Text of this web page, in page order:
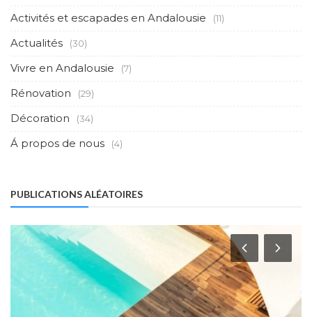
Activités et escapades en Andalousie (11)
Actualités (30)
Vivre en Andalousie (7)
Rénovation (29)
Décoration (34)
Á propos de nous (4)
PUBLICATIONS ALÉATOIRES